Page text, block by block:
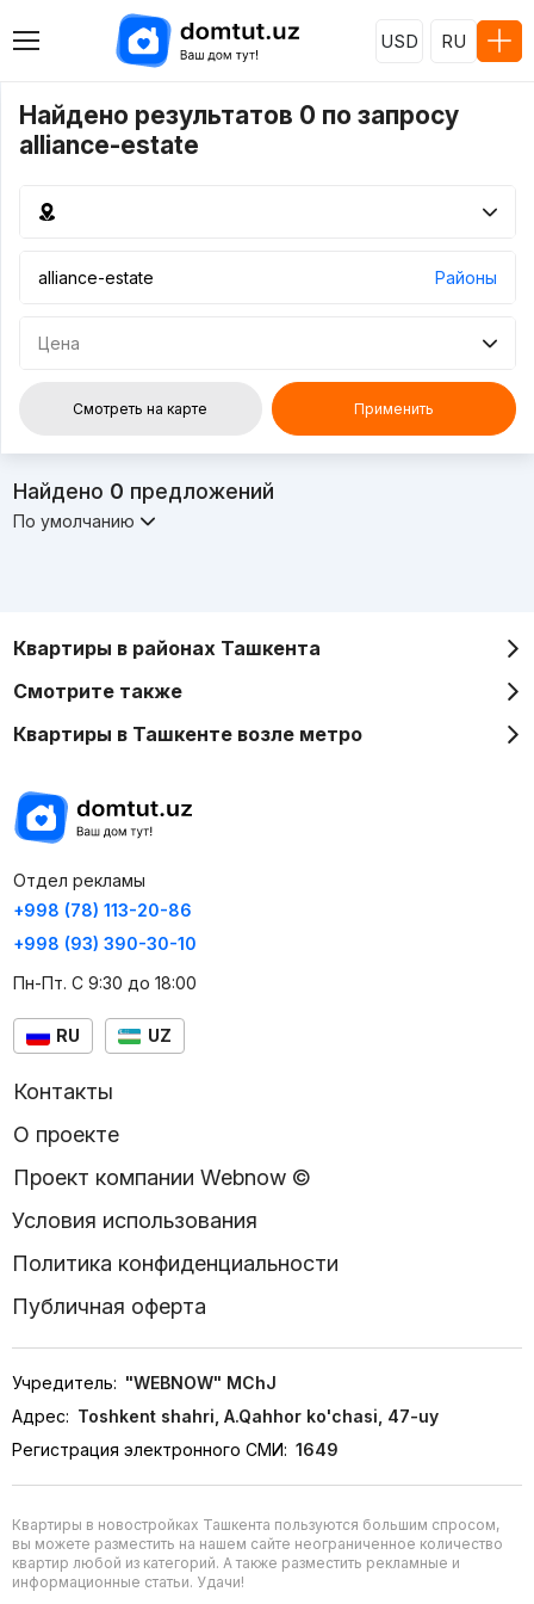
USD RU
Найдено результатов 0 по запросу
alliance-estate
Районы
Цена
Смотреть на карте Применить
Найдено 0 предложений
По умолчанию
Квартиры в районах Ташкента
Смотрите также
Квартиры в Ташкенте возле метро
Отдел рекламы
+998 (78) 113-20-86
+998 (93) 390-30-10
Пн-Пт. С 9:30 до 18:00
RU UZ
Контакты
О проекте
Проект компании Webnow ©
Условия использования
Политика конфиденциальности
Публичная оферта
Учредитель: "WEBNOW" MChJ
Адрес: Toshkent shahri, A.Qahhor ko'chasi, 47-uy
Регистрация электронного СМИ: 1649
Квартиры в новостройках Ташкента пользуются большим спросом,
вы можете разместить на нашем сайте неограниченное количество
квартир любой из категорий. А также разместить рекламные и
информационные статьи. Удачи!